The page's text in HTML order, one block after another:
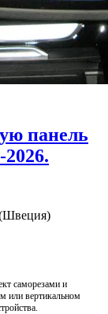
панель
саморезами и
или вертикальном